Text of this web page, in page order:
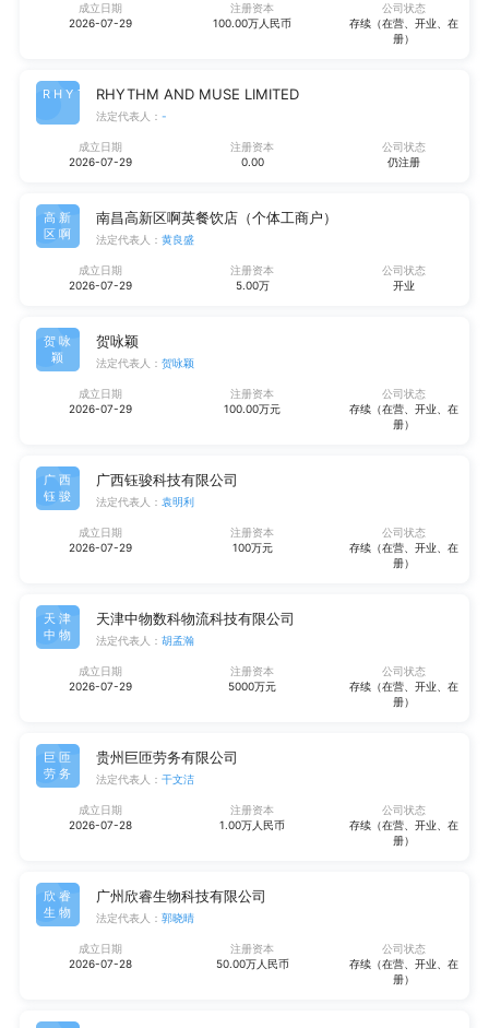
成立日期
2026-07-29
注册资本
100.00万人民币
公司状态
存续（在营、开业、在
册）
RHYT RHYTHM AND MUSE LIMITED
法定代表人： -
成立日期
2026-07-29
注册资本
0.00
公司状态
仍注册
高新
区啊
南昌高新区啊英餐饮店（个体工商户）
法定代表人： 黄良盛
成立日期
2026-07-29
注册资本
5.00万
公司状态
开业
贺咏
颖
贺咏颖
法定代表人： 贺咏颖
成立日期
2026-07-29
注册资本
100.00万元
公司状态
存续（在营、开业、在
册）
广西
钰骏
广西钰骏科技有限公司
法定代表人： 袁明利
成立日期
2026-07-29
注册资本
100万元
公司状态
存续（在营、开业、在
册）
天津
中物
天津中物数科物流科技有限公司
法定代表人： 胡孟瀚
成立日期
2026-07-29
注册资本
5000万元
公司状态
存续（在营、开业、在
册）
巨匝
劳务
贵州巨匝劳务有限公司
法定代表人： 干文洁
成立日期
2026-07-28
注册资本
1.00万人民币
公司状态
存续（在营、开业、在
册）
欣睿
生物
广州欣睿生物科技有限公司
法定代表人： 郭晓晴
成立日期
2026-07-28
注册资本
50.00万人民币
公司状态
存续（在营、开业、在
册）